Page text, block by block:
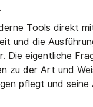
Tools direkt
und die
Die eigentliche
zu der Art und
pflegt und seine